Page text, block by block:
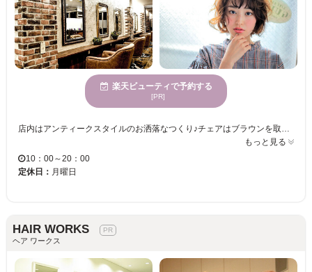
楽天ビューティで予約する
[PR]
店内はアンティークスタイルのお洒落なつくり♪チェアはブラウンを取り入れ、とても落ち着きのある雰囲気☆お隣の席とも程よいスペースが広がっているので、リラックスして施術が受けられます！ところどころに観葉植物を設置しお客様に癒しをお届け♪完全個室もご用意しているので、プライベートなサロンタイムを過ごしたい方にGOOD★ ＜当店おすすめ☆デザインカラー＞ ダメージが気になる方にも気軽にヘアカラーを楽しんで頂きたく、髪や頭皮に優しいオーガニックカラーを使用☆女性に嬉しい美髪が叶う仕上がりに♪髪に弾力やツヤも与えるので、いつまでも綺麗でお洒落ヘアを楽しみたい方にもおすすめ！ レディースはもちろんメンズも歓迎★プライベートに仕事に忙しい方に気軽にお洒落が楽しめるヘアをご提案♪簡単にスタイリングできるヘアで朝も楽ちん☆ぜひこの機会にお試しください！
もっと見る
10：00～20：00
定休日： 月曜日
HAIR WORKS
ヘア ワークス